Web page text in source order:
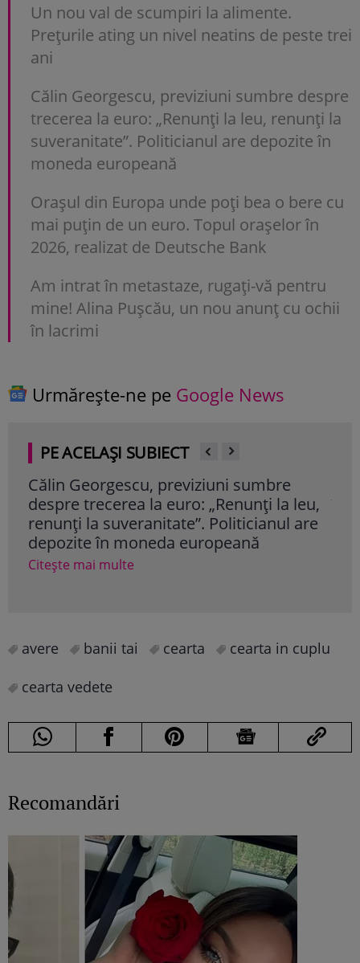
Un nou val de scumpiri la alimente.
Prețurile ating un nivel neatins de peste trei
ani
Călin Georgescu, previziuni sumbre despre
trecerea la euro: „Renunți la leu, renunți la
suveranitate”. Politicianul are depozite în
moneda europeană
Orașul din Europa unde poți bea o bere cu
mai puțin de un euro. Topul orașelor în
2026, realizat de Deutsche Bank
Am intrat în metastaze, rugaţi-vă pentru
mine! Alina Puşcău, un nou anunţ cu ochii
în lacrimi
Urmărește-ne pe Google News
PE ACELAȘI SUBIECT
Călin Georgescu, previziuni sumbre
despre trecerea la euro: „Renunți la leu,
renunți la suveranitate”. Politicianul are
depozite în moneda europeană
Citește mai multe
avere banii tai cearta
cearta in cuplu
cearta vedete
Recomandări